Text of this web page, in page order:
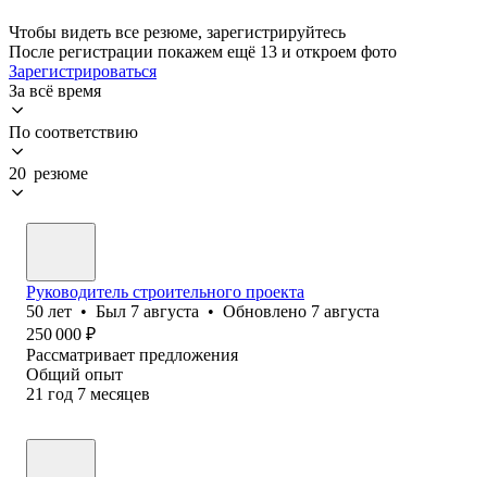
Чтобы видеть все резюме, зарегистрируйтесь
После регистрации покажем ещё 13 и откроем фото
Зарегистрироваться
За всё время
По соответствию
20 резюме
Руководитель строительного проекта
50 лет • Был 7 августа • Обновлено 7 августа
250 000 ₽
Рассматривает предложения
Общий опыт
21 год 7 месяцев